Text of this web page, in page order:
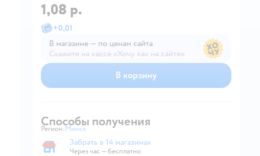
1,08 р.
+0,01
В магазине — по ценам сайта
Скажите на кассе «Хочу как на сайте»
В магазине — по ценам сайта
В корзину
Способы получения
Регион: Выбор адреса доставки.
Минск
Забрать в магазине
Забрать в 14 магазинах
Через час — бесплатно